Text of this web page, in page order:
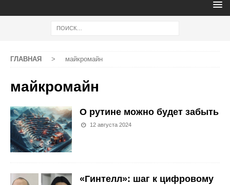
ГЛАВНАЯ > майкромайн
майкромайн
О рутине можно будет забыть
12 августа 2024
«Гинтелл»: шаг к цифровому